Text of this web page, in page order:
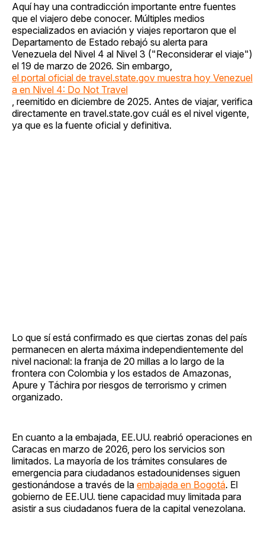
Aquí hay una contradicción importante entre fuentes
que el viajero debe conocer. Múltiples medios
especializados en aviación y viajes reportaron que el
Departamento de Estado rebajó su alerta para
Venezuela del Nivel 4 al Nivel 3 ("Reconsiderar el viaje")
el 19 de marzo de 2026. Sin embargo,
el portal oficial de travel.state.gov muestra hoy Venezuel
a en Nivel 4: Do Not Travel
, reemitido en diciembre de 2025. Antes de viajar, verifica
directamente en travel.state.gov cuál es el nivel vigente,
ya que es la fuente oficial y definitiva.
Lo que sí está confirmado es que ciertas zonas del país
permanecen en alerta máxima independientemente del
nivel nacional: la franja de 20 millas a lo largo de la
frontera con Colombia y los estados de Amazonas,
Apure y Táchira por riesgos de terrorismo y crimen
organizado.
En cuanto a la embajada, EE.UU. reabrió operaciones en
Caracas en marzo de 2026, pero los servicios son
limitados. La mayoría de los trámites consulares de
emergencia para ciudadanos estadounidenses siguen
gestionándose a través de la embajada en Bogotá. El
gobierno de EE.UU. tiene capacidad muy limitada para
asistir a sus ciudadanos fuera de la capital venezolana.